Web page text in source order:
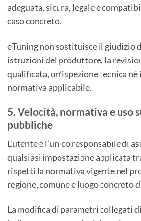
adeguata, sicura, legale e
caso concreto.
eTuning non sostituisce il giudizio
istruzioni del produttore, la
qualificata, un’ispezione tecnica
normativa applicabile.
5. Velocità, normativa e uso
pubbliche
L’utente è l’unico responsabile di
qualsiasi impostazione applicata
rispetti la normativa vigente nel
regione, comune e luogo concreto
La modifica di parametri collegati